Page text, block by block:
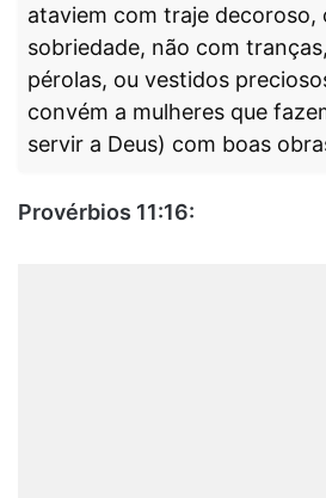
ataviem com traje decoroso,
sobriedade, não com
pérolas, ou vestidos
convém a mulheres que
servir a Deus) com boas
Provérbios 11:16: